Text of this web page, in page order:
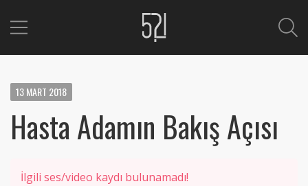
13MART 2018
Hasta Adamın Bakış Açısı
İlgili ses/video kaydı bulunamadı!